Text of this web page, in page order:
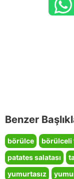
Benzer
börülce börülceli
patates salatası
yumurtasız